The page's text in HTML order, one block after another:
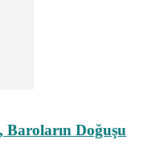
Baroların Doğuşu